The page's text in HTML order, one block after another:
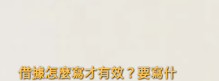
借據怎麼寫才有效？要寫什